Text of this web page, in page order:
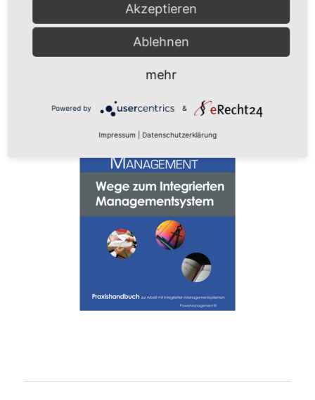
Beste Grüße
Edith Karl und Rudolf Pusterhofer
Akzeptieren
Ablehnen
mehr
Powered by &
Impressum Datenschutzerklärung